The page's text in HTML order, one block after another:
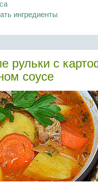
ингредиенты
рульки с
соусе